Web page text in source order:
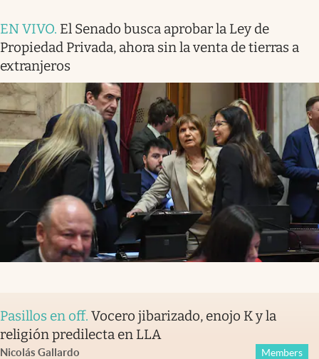
EN VIVO. El Senado busca aprobar la Ley de
Propiedad Privada, ahora sin la venta de tierras a
extranjeros
Pasillos en off. Vocero jibarizado, enojo K y la
religión predilecta en LLA
Nicolás Gallardo Members